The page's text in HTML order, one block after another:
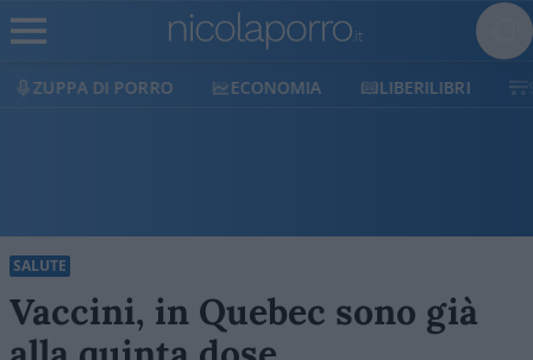
ECONOMIA LIBERILIBRI SHOP SOSTIENICI
SALUTE
Vaccini, in Quebec sono già